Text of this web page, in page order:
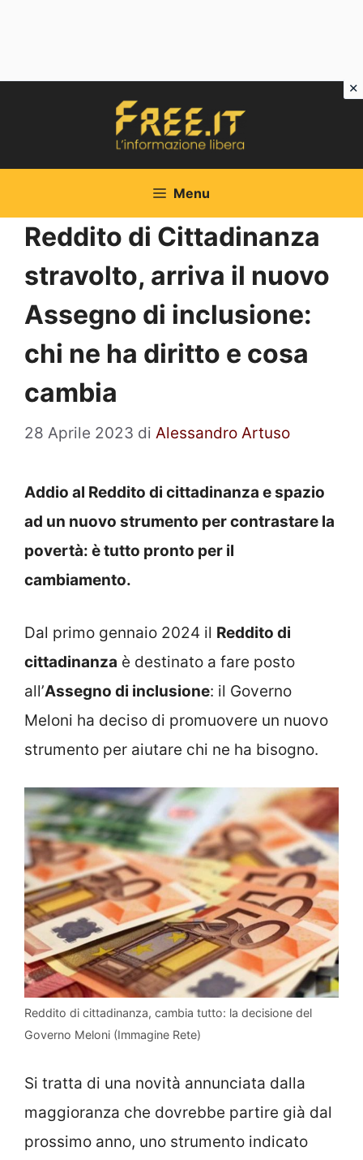
Menu
Reddito di Cittadinanza
stravolto, arriva il nuovo
Assegno di inclusione:
chi ne ha diritto e cosa
cambia
28 Aprile 2023 di Alessandro Artuso
Addio al Reddito di cittadinanza e spazio
ad un nuovo strumento per contrastare la
povertà: è tutto pronto per il
cambiamento.
Dal primo gennaio 2024 il Reddito di
cittadinanza è destinato a fare posto
all’Assegno di inclusione: il Governo
Meloni ha deciso di promuovere un nuovo
strumento per aiutare chi ne ha bisogno.
Reddito di cittadinanza, cambia tutto: la decisione del
Governo Meloni (Immagine Rete)
Si tratta di una novità annunciata dalla
maggioranza che dovrebbe partire già dal
prossimo anno, uno strumento indicato